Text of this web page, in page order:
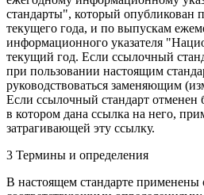
стандарты", который опубликован
текущего года, и по выпускам
информационного указателя
текущий год. Если ссылочный
при пользовании настоящим
руководствоваться заменяющим
Если ссылочный стандарт отменен
в котором дана ссылка на него,
затрагивающей эту ссылку.
3 Термины и определения
В настоящем стандарте